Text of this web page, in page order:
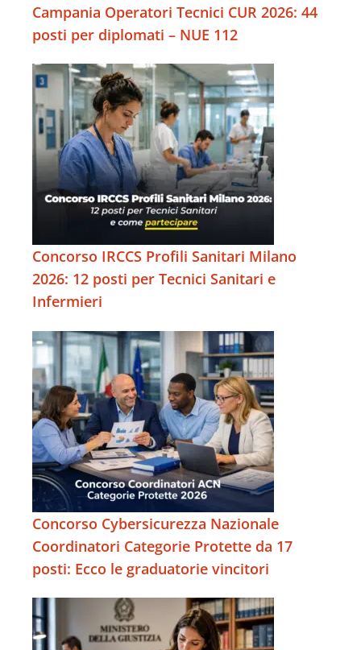
Campania Operatori Tecnici CUR 2026: 44
posti per diplomati – NUE 112
Concorso IRCCS Profili Sanitari Milano
2026: 12 posti per Tecnici Sanitari e
Infermieri
Concorso Cybersicurezza Nazionale
Coordinatori Categorie Protette da 17
posti: Ecco le graduatorie vincitori